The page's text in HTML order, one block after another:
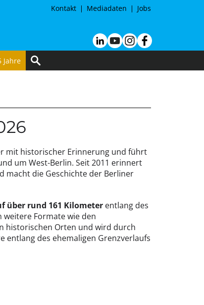
Kontakt Mediadaten Jobs
Jahre
mit historischer Erinnerung und führt
um West-Berlin. Seit 2011 erinnert
macht die Geschichte der Berliner
über rund 161 Kilometerentlang des
Formate wie den
historischen Orten und wird durch
entlang des ehemaligen Grenzverlaufs